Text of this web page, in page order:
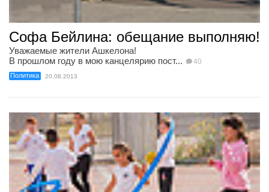
Софа Бейлина: обещание выполняю!
Уважаемые жители Ашкелона!
В прошлом году в мою канцелярию пост...
40
Политика 20.08.2013